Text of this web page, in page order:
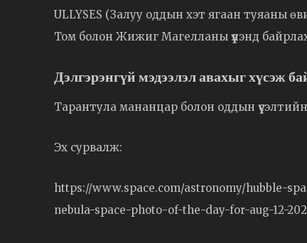
ULLYSES (Залуу оддын хэт ягаан туяаны
Том болон Жижиг Магелланы үүлэнд
Дэлгэрэнгүй мэдээлэл авахыг хүсэж
Тарантула мананцар болон оддын үүсэлтийн
Эх сурвалж:
https://www.space.com/astronomy/hubble-
nebula-space-photo-of-the-day-for-aug-12-